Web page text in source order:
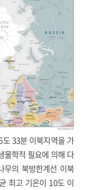
도 33분 이북지역을 가
물학적 필요에 의해 다
무의 북방한계선 이북
최고 기온이 10도 이